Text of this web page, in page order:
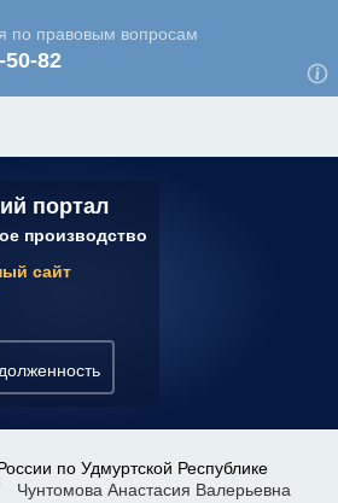
портал
производство
сайт
22-64
по Удмуртской Республике
Чунтомова Анастасия Валерьевна